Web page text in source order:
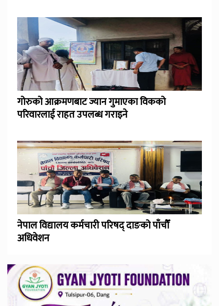
गोरुको आक्रमणबाट ज्यान गुमाएका विकको
परिवारलाई राहत उपलब्ध गराइने
नेपाल विद्यालय कर्मचारी परिषद् दाङको पाँचौँ
अधिवेशन